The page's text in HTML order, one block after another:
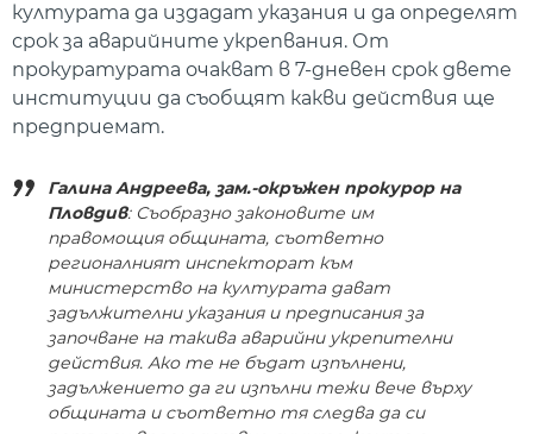
културата да издадат указания и да определят
срок за аварийните укрепвания. От
прокуратурата очакват в 7-дневен срок двете
институции да съобщят какви действия ще
предприемат.
Галина Андреева, зам.-окръжен прокурор на
Пловдив: Съобразно законовите им
правомощия общината, съответно
регионалният инспекторат към
министерство на културата дават
задължителни указания и предписания за
започване на такива аварийни укрепителни
действия. Ако те не бъдат изпълнени,
задължението да ги изпълни тежи вече върху
общината и съответно тя следва да си